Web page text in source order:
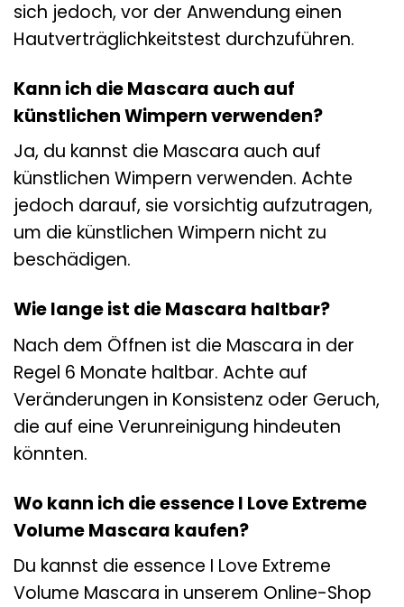
sich jedoch, vor der Anwendung einen
Hautverträglichkeitstest durchzuführen.
Kann ich die Mascara auch auf
künstlichen Wimpern verwenden?
Ja, du kannst die Mascara auch auf
künstlichen Wimpern verwenden. Achte
jedoch darauf, sie vorsichtig aufzutragen,
um die künstlichen Wimpern nicht zu
beschädigen.
Wie lange ist die Mascara haltbar?
Nach dem Öffnen ist die Mascara in der
Regel 6 Monate haltbar. Achte auf
Veränderungen in Konsistenz oder Geruch,
die auf eine Verunreinigung hindeuten
könnten.
Wo kann ich die essence I Love Extreme
Volume Mascara kaufen?
Du kannst die essence I Love Extreme
Volume Mascara in unserem Online-Shop